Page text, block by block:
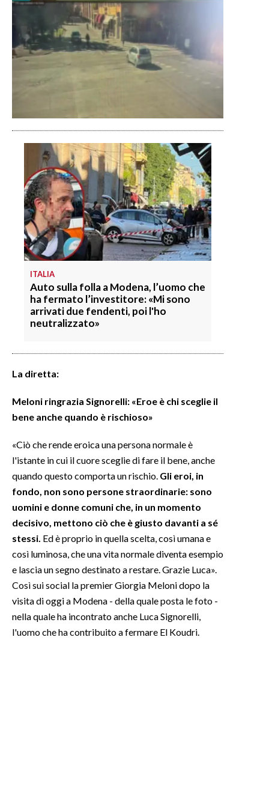
ITALIA
Auto sulla folla a Modena, l’uomo che
ha fermato l’investitore: «Mi sono
arrivati due fendenti, poi l'ho
neutralizzato»
La diretta:
Meloni ringrazia Signorelli: «Eroe è chi sceglie il
bene anche quando è rischioso»
«Ciò che rende eroica una persona normale è
l'istante in cui il cuore sceglie di fare il bene, anche
quando questo comporta un rischio. Gli eroi, in
fondo, non sono persone straordinarie: sono
uomini e donne comuni che, in un momento
decisivo, mettono ciò che è giusto davanti a sé
stessi. Ed è proprio in quella scelta, così umana e
così luminosa, che una vita normale diventa esempio
e lascia un segno destinato a restare. Grazie Luca».
Così sui social la premier Giorgia Meloni dopo la
visita di oggi a Modena - della quale posta le foto -
nella quale ha incontrato anche Luca Signorelli,
l'uomo che ha contribuito a fermare El Koudri.